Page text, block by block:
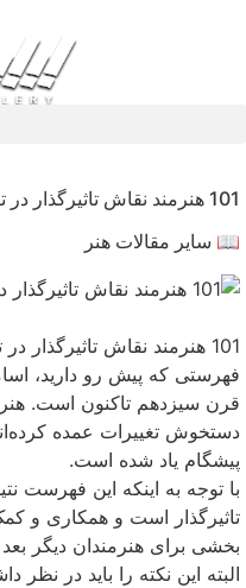
101 هنرمند نقاش تاثیرگذار در تاریخ هنر (قسمت پنجم)
📖 سایر مقالات هنر
101 هنرمند نقاش تاثیرگذار در تاریخ هنر (قسمت پنجم)
قرن سیزدهم تاکنون است.
دستخوش تغییرات عمده
پیشگام یاد شده است.
با توجه به اینکه این فهرست
تاثیرگذار است و همکاری و
بخشی برای هنرمندان دیگر
البته این نکته را باید در